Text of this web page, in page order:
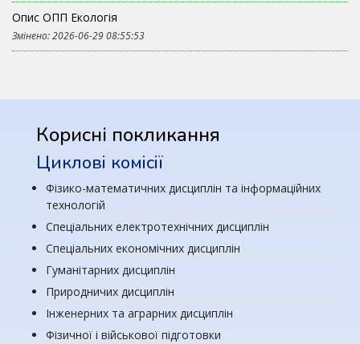
Опис ОПП Екологія
Змінено: 2026-06-29 08:55:53
Корисні покликання
Циклові комісії
Фізико-математичних дисциплін та інформаційних
технологій
Спеціальних електротехнічних дисциплін
Спеціальних економічних дисциплін
Гуманітарних дисциплін
Природничих дисциплін
Інженерних та аграрних дисциплін
Фізичної і військової підготовки